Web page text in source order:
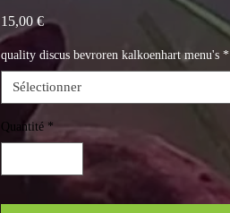
15,00 €Prix
quality discus bevroren kalkoenhart menu's *
Sélectionner
Quantité *